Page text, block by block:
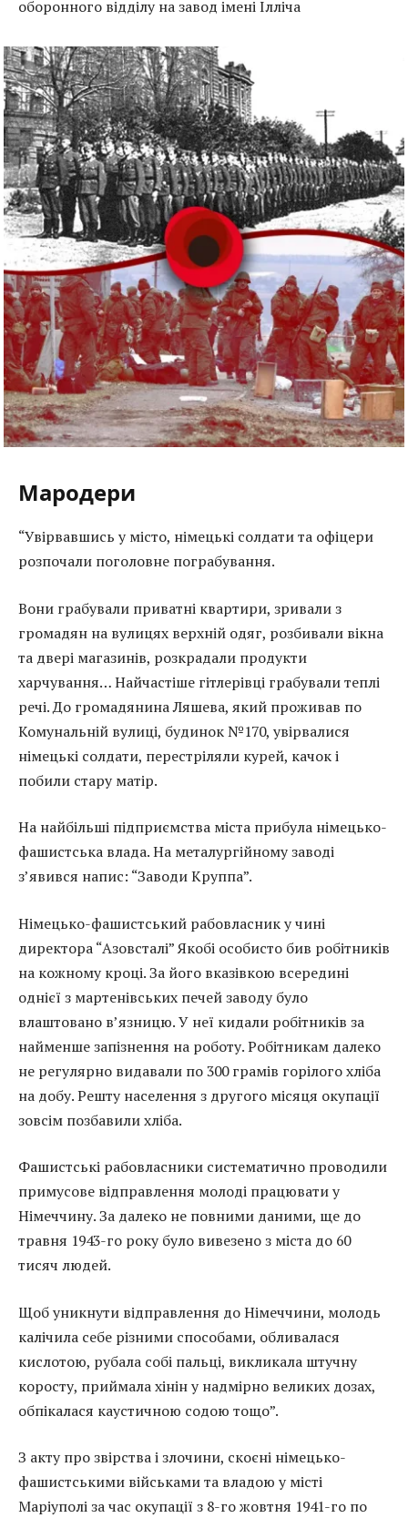
оборонного відділу на завод імені Ілліча
Мародери
“Увірвавшись у місто, німецькі солдати та офіцери
розпочали поголовне пограбування.
Вони грабували приватні квартири, зривали з
громадян на вулицях верхній одяг, розбивали вікна
та двері магазинів, розкрадали продукти
харчування… Найчастіше гітлерівці грабували теплі
речі. До громадянина Ляшева, який проживав по
Комунальній вулиці, будинок №170, увірвалися
німецькі солдати, перестріляли курей, качок і
побили стару матір.
На найбільші підприємства міста прибула німецько-
фашистська влада. На металургійному заводі
з’явився напис: “Заводи Круппа”.
Німецько-фашистський рабовласник у чині
директора “Азовсталі” Якобі особисто бив робітників
на кожному кроці. За його вказівкою всередині
однієї з мартенівських печей заводу було
влаштовано в’язницю. У неї кидали робітників за
найменше запізнення на роботу. Робітникам далеко
не регулярно видавали по 300 грамів горілого хліба
на добу. Решту населення з другого місяця окупації
зовсім позбавили хліба.
Фашистські рабовласники систематично проводили
примусове відправлення молоді працювати у
Німеччину. За далеко не повними даними, ще до
травня 1943-го року було вивезено з міста до 60
тисяч людей.
Щоб уникнути відправлення до Німеччини, молодь
калічила себе різними способами, обливалася
кислотою, рубала собі пальці, викликала штучну
коросту, приймала хінін у надмірно великих дозах,
обпікалася каустичною содою тощо”.
З акту про звірства і злочини, скоєні німецько-
фашистськими військами та владою у місті
Маріуполі за час окупації з 8-го жовтня 1941-го по